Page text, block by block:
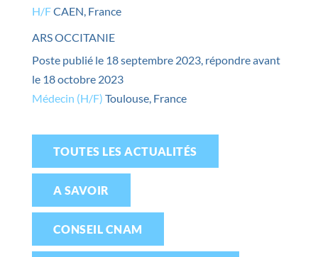
H/FCAEN, France
ARS OCCITANIE
Poste publié le 18 septembre 2023, répondre avant
le 18 octobre 2023
Médecin (H/F) Toulouse, France
TOUTES LES ACTUALITÉS
A SAVOIR
CONSEIL CNAM